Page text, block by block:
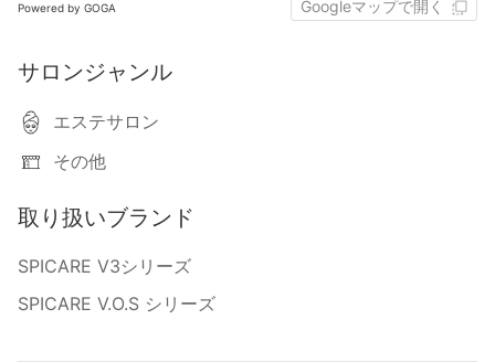
Powered by GOGA Googleマップで開く
サロンジャンル
エステサロン
その他
取り扱いブランド
SPICARE V3シリーズ
SPICARE V.O.S シリーズ